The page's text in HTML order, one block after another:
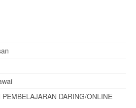
DARING/ONLINE